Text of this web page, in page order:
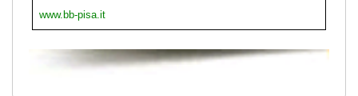
www.bb-pisa.it